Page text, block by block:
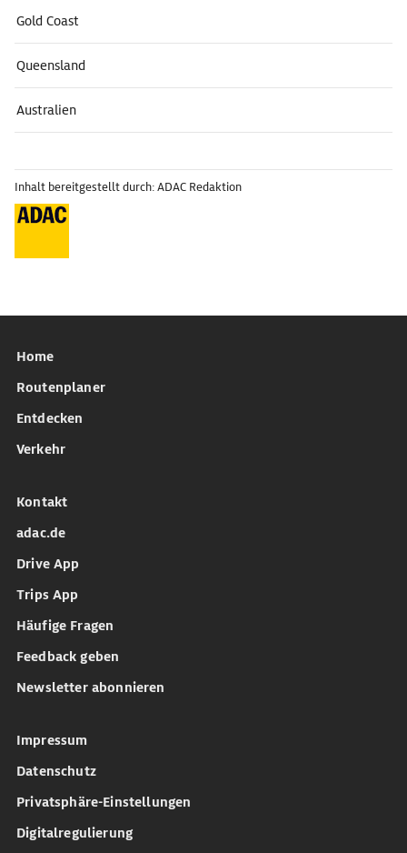
Gold Coast
Queensland
Australien
Inhalt bereitgestellt durch: ADAC Redaktion
Home
Routenplaner
Entdecken
Verkehr
Kontakt
adac.de
Drive App
Trips App
Häufige Fragen
Feedback geben
Newsletter abonnieren
Impressum
Datenschutz
Privatsphäre-Einstellungen
Digitalregulierung